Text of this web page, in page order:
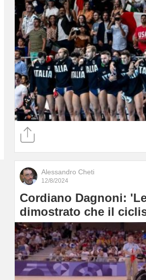
Alessandro Cheti
12/8/2024
Cordiano Dagnoni:
dimostrato che il